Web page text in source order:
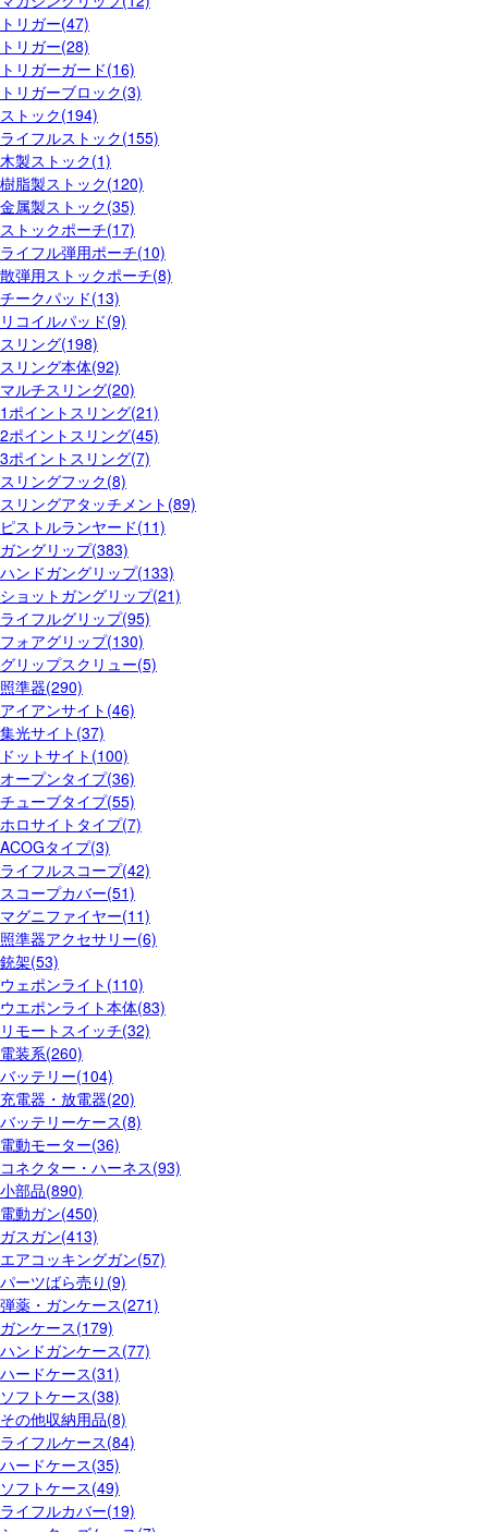
トリガー(47)
トリガー(28)
トリガーガード(16)
トリガーブロック(3)
ストック(194)
ライフルストック(155)
木製ストック(1)
樹脂製ストック(120)
金属製ストック(35)
ストックポーチ(17)
ライフル弾用ポーチ(10)
散弾用ストックポーチ(8)
チークパッド(13)
リコイルパッド(9)
スリング(198)
スリング本体(92)
マルチスリング(20)
1ポイントスリング(21)
2ポイントスリング(45)
3ポイントスリング(7)
スリングフック(8)
スリングアタッチメント(89)
ピストルランヤード(11)
ガングリップ(383)
ハンドガングリップ(133)
ショットガングリップ(21)
ライフルグリップ(95)
フォアグリップ(130)
グリップスクリュー(5)
照準器(290)
アイアンサイト(46)
集光サイト(37)
ドットサイト(100)
オープンタイプ(36)
チューブタイプ(55)
ホロサイトタイプ(7)
ACOGタイプ(3)
ライフルスコープ(42)
スコープカバー(51)
マグニファイヤー(11)
照準器アクセサリー(6)
銃架(53)
ウェポンライト(110)
ウエポンライト本体(83)
リモートスイッチ(32)
電装系(260)
バッテリー(104)
充電器・放電器(20)
バッテリーケース(8)
電動モーター(36)
コネクター・ハーネス(93)
小部品(890)
電動ガン(450)
ガスガン(413)
エアコッキングガン(57)
パーツばら売り(9)
弾薬・ガンケース(271)
ガンケース(179)
ハンドガンケース(77)
ハードケース(31)
ソフトケース(38)
その他収納用品(8)
ライフルケース(84)
ハードケース(35)
ソフトケース(49)
ライフルカバー(19)